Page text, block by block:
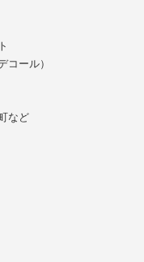
コール）
など